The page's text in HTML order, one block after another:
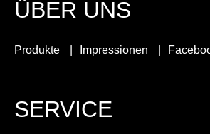
ÜBER UNS
Produkte Impressionen
SERVICE